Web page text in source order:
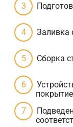
Заливка
Сборка